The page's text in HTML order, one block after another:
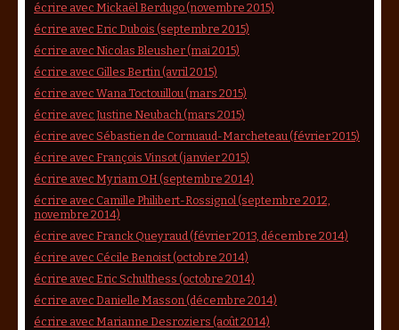
écrire avec Mickaël Berdugo (novembre 2015)
écrire avec Eric Dubois (septembre 2015)
écrire avec Nicolas Bleusher (mai 2015)
écrire avec Gilles Bertin (avril 2015)
écrire avec Wana Toctouillou (mars 2015)
écrire avec Justine Neubach (mars 2015)
écrire avec Sébastien de Cornuaud-Marcheteau (février 2015)
écrire avec François Vinsot (janvier 2015)
écrire avec Myriam OH (septembre 2014)
écrire avec Camille Philibert-Rossignol (septembre 2012,
novembre 2014)
écrire avec Franck Queyraud (février 2013, décembre 2014)
écrire avec Cécile Benoist (octobre 2014)
écrire avec Eric Schulthess (octobre 2014)
écrire avec Danielle Masson (décembre 2014)
écrire avec Marianne Desroziers (août 2014)